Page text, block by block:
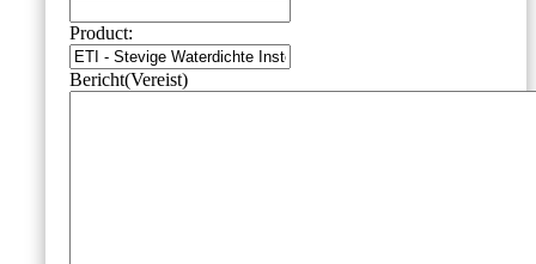
Product:
Bericht(Vereist)